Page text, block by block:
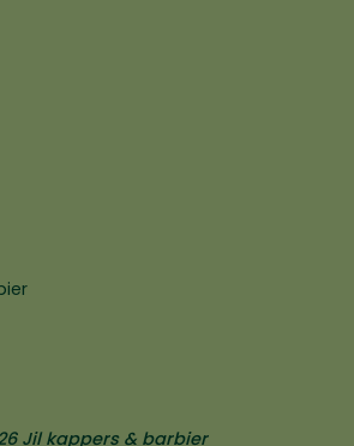
Jil kappers & barbier